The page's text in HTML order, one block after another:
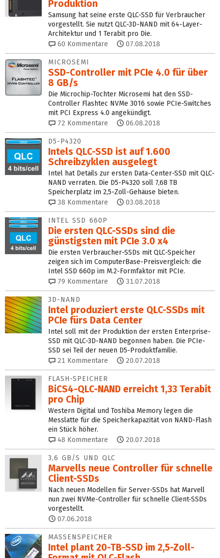
Produktion
Samsung hat seine erste QLC-SSD für Verbraucher
vorgestellt. Sie nutzt QLC-3D-NAND mit 64-Layer-
Architektur und 1 Terabit pro Die.
60 Kommentare 07.08.2018
MICROSEMI
SSD-Controller mit PCIe 4.0 für über
8 GB/s
Die Microchip-Tochter Microsemi hat den SSD-
Controller Flashtec NVMe 3016 sowie PCIe-Switches
mit PCI Express 4.0 angekündigt.
72 Kommentare 06.08.2018
D5-P4320
Intels QLC-SSD ist auf 1.600
Schreibzyklen ausgelegt
Intel hat Details zur ersten Data-Center-SSD mit QLC-
NAND verraten. Die D5-P4320 soll 7,68 TB
Speicherplatz im 2,5-Zoll-Gehäuse bieten.
38 Kommentare 03.08.2018
INTEL SSD 660P
Die ersten QLC-SSDs sind die
günstigsten mit PCIe 3.0 x4
Die ersten Verbraucher-SSDs mit QLC-Speicher
zeigen sich im ComputerBase-Preisvergleich: die
Intel SSD 660p im M.2-Formfaktor mit PCIe.
79 Kommentare 31.07.2018
3D-NAND
Intel produziert erste QLC-SSDs mit
PCIe fürs Data Center
Intel soll mit der Produktion der ersten Enterprise-
SSD mit QLC-3D-NAND begonnen haben. Die PCIe-
SSD sei Teil der neuen D5-Produktfamilie.
21 Kommentare 20.07.2018
FLASH-SPEICHER
BiCS4-QLC-NAND erreicht 1,33 Terabit
pro Chip
Western Digital und Toshiba Memory legen die
Messlatte für die Speicherkapazität von NAND-Flash
ein Stück höher.
48 Kommentare 20.07.2018
3,6 GB/S UND QLC
Marvells neue Controller für schnelle
Client-SSDs
Nach neuen Modellen für Server-SSDs hat Marvell
nun zwei NVMe-Controller für schnelle Client-SSDs
vorgestellt.
07.06.2018
MASSENSPEICHER
Intel plant 20-TB-SSD im 2,5-Zoll-